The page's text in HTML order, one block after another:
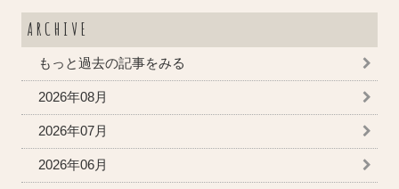
ARCHIVE
もっと過去の記事をみる
2026年08月
2026年07月
2026年06月